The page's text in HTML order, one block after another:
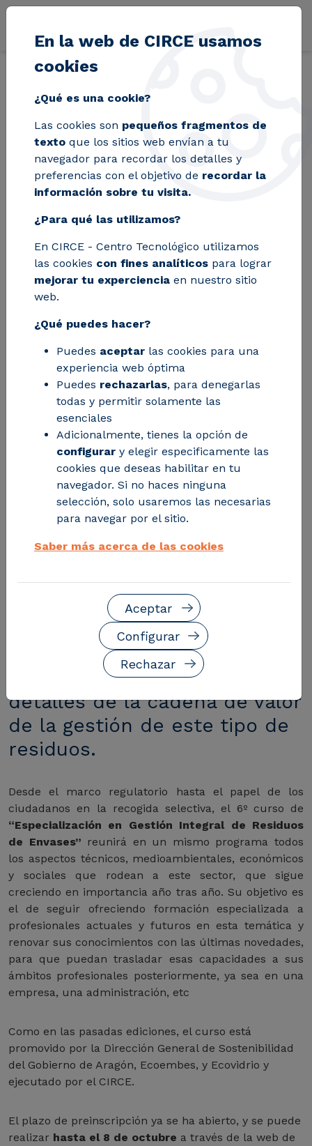
Pasar al contenido principal
Blog Nueva edición del curso gratuito sobre la gestión
Nueva edición del
curso gratuito sobre
la gestión integral de
los residuos de
envases
de Aragón junto con los sistemas
colectivos Ecoembes y Ecovidrio, la
Fundación CIRCE lanzan este curso de
especialización de 50 horas, al que ya
es posible preinscribirse.
Destacados profesionales del
sector presentarán todos los
detalles de la cadena de valor
de la gestión de este tipo de
residuos.
Desde el marco regulatorio hasta el papel de los
ciudadanos en la recogida selectiva, el 6º curso de
“Especialización en Gestión Integral de Residuos
de Envases” reunirá en un mismo programa todos
los aspectos técnicos, medioambientales, económicos
y sociales que rodean a este sector, que sigue
creciendo en importancia año tras año. Su objetivo es
el de seguir ofreciendo formación especializada a
profesionales actuales y futuros en esta temática y
renovar sus conocimientos con las últimas novedades,
para que puedan trasladar esas capacidades a sus
ámbitos profesionales posteriormente, ya sea en una
empresa, una administración, etc
Como en las pasadas ediciones, el curso está
promovido por la Dirección General de Sostenibilidad
del Gobierno de Aragón, Ecoembes, y Ecovidrio y
ejecutado por el CIRCE.
El plazo de preinscripción ya se ha abierto, y se puede
realizar hasta el 8 de octubre a través de la web de
En la web de CIRCE usamos
cookies
¿Qué es una cookie?
Las cookies son pequeños fragmentos de
texto que los sitios web envían a tu
navegador para recordar los detalles y
preferencias con el objetivo de recordar la
información sobre tu visita.
¿Para qué las utilizamos?
En CIRCE - Centro Tecnológico utilizamos
las cookies con fines analíticos para lograr
mejorar tu experciencia en nuestro sitio
web.
¿Qué puedes hacer?
Puedes aceptar las cookies para una
experiencia web óptima
Puedes rechazarlas, para denegarlas
todas y permitir solamente las
esenciales
Adicionalmente, tienes la opción de
configurar y elegir especificamente las
cookies que deseas habilitar en tu
navegador. Si no haces ninguna
selección, solo usaremos las necesarias
para navegar por el sitio.
Saber más acerca de las cookies
Rechazar
Configurar
Aceptar